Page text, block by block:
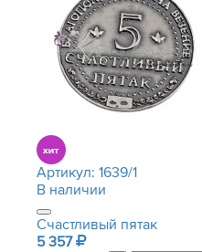
Артикул: 1639/1
В наличии
Счастливый пятак
5 357